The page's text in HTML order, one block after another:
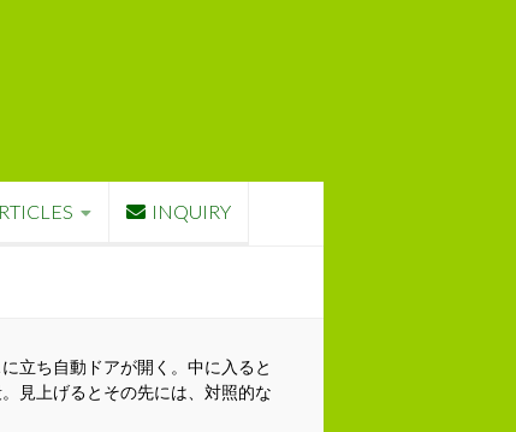
INQUIRY
立ち自動ドアが開く。中に入ると
見上げるとその先には、対照的な